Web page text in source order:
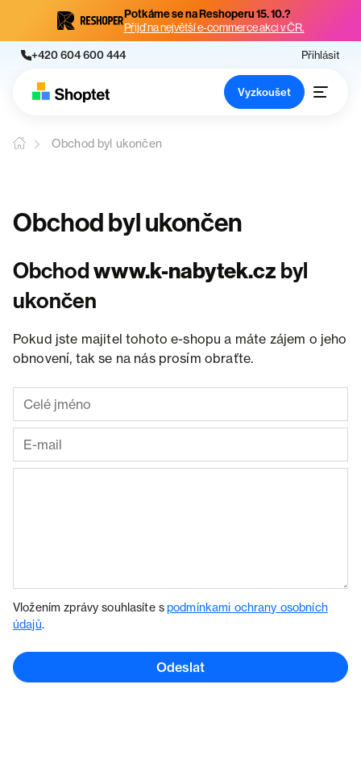
Potkáme se na Reshoperu 15. 10.?
Přijď na největší e-commerce akci v ČR.
+420 604 600 444 Přihlásit
Vyzkoušet
Obchod byl ukončen
Obchod byl ukončen
Obchodwww.k-nabytek.cz byl
ukončen
Pokud jste majitel tohoto e-shopu a máte zájem o jeho
obnovení, tak se na nás prosím obraťte.
Vložením zprávy souhlasíte spodmínkami ochrany osobních
údajů.
Odeslat